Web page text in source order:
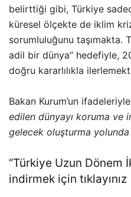
belirttiği gibi, Türkiye
küresel ölçekte de iklim
sorumluluğunu taşımakta.
adil bir dünya” hedefiyle,
doğru kararlılıkla
Bakan Kurum’un ifadeleriyle
edilen dünyayı koruma ve
gelecek oluşturma yolunda
“Türkiye Uzun Dönem
indirmek için tıklayınız